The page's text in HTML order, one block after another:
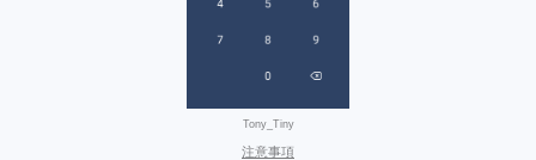
Tony_Tiny
注意事項